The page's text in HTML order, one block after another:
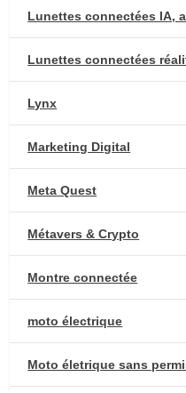
Lunettes connectées IA,
Lunettes connectées
Lynx
Marketing Digital
Meta Quest
Métavers & Crypto
Montre connectée
moto électrique
Moto életrique sans